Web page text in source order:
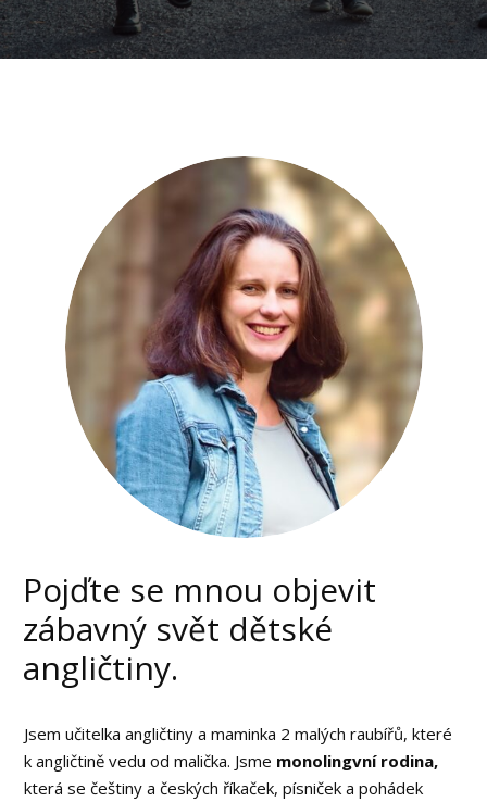
Pojďte se mnou objevit
zábavný svět dětské
angličtiny.
Jsem učitelka angličtiny a maminka 2 malých raubířů, které
k angličtině vedu od malička. Jsme monolingvní rodina,
která se češtiny a českých říkaček, písniček a pohádek